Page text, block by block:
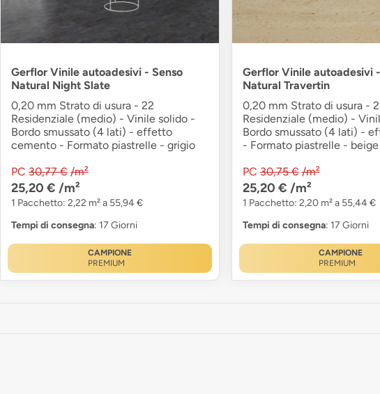
Gerflor Vinile autoadesivi - Senso
Natural Night Slate
0,20 mm Strato di usura - 22
Residenziale (medio) - Vinile solido -
Bordo smussato (4 lati) - effetto
cemento - Formato piastrelle - grigio
PC 30,77 € /m²
25,20 € /m²
1 Pacchetto: 2,22 m² a 55,94 €
Tempi di consegna: 17 Giorni
CAMPIONE
PREMIUM
Gerflor Vinile autoadesivi
Natural Travertin
0,20 mm Strato di usura -
Residenziale (medio) -
Bordo smussato (4 lati) -
- Formato piastrelle - beige
PC 30,75 € /m²
25,20 € /m²
1 Pacchetto: 2,20 m² a 55,44 €
Tempi di consegna: 17 Giorni
CAMPIONE
PREMIUM